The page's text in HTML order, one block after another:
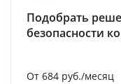
Подобрать
безопасности
От 684 руб./месяц